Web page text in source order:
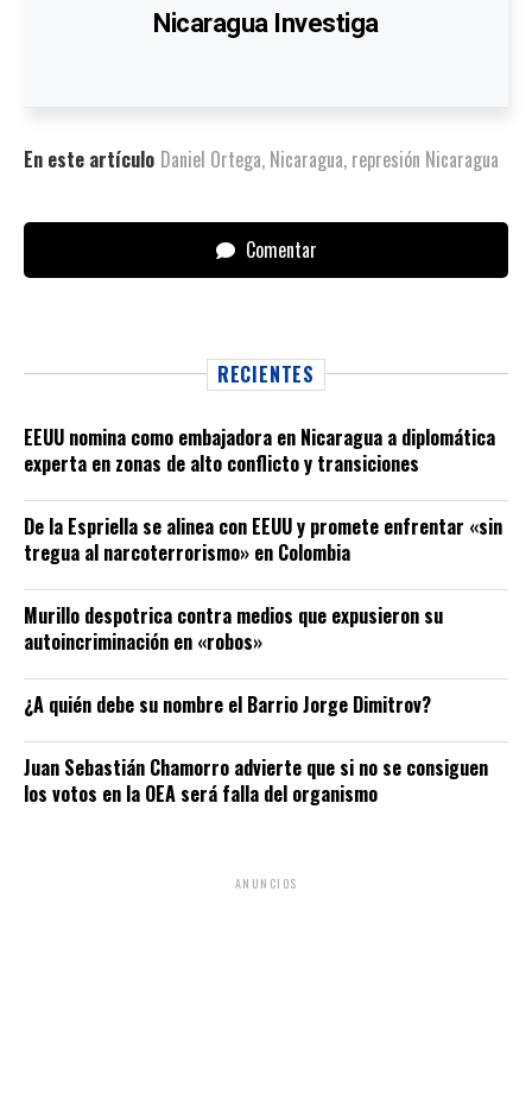
Nicaragua Investiga
En este artículo Daniel Ortega, Nicaragua, represión Nicaragua
Comentar
RECIENTES
EEUU nomina como embajadora en Nicaragua a diplomática
experta en zonas de alto conflicto y transiciones
De la Espriella se alinea con EEUU y promete enfrentar «sin
tregua al narcoterrorismo» en Colombia
Murillo despotrica contra medios que expusieron su
autoincriminación en «robos»
¿A quién debe su nombre el Barrio Jorge Dimitrov?
Juan Sebastián Chamorro advierte que si no se consiguen
los votos en la OEA será falla del organismo
ANUNCIOS